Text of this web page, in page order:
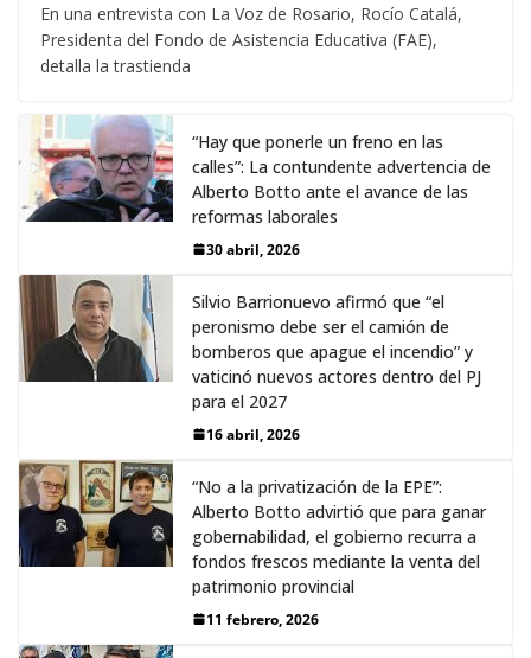
En una entrevista con La Voz de Rosario, Rocío Catalá,
Presidenta del Fondo de Asistencia Educativa (FAE),
detalla la trastienda
“Hay que ponerle un freno en las
calles”: La contundente advertencia de
Alberto Botto ante el avance de las
reformas laborales
30 abril, 2026
Silvio Barrionuevo afirmó que “el
peronismo debe ser el camión de
bomberos que apague el incendio” y
vaticinó nuevos actores dentro del PJ
para el 2027
16 abril, 2026
“No a la privatización de la EPE”:
Alberto Botto advirtió que para ganar
gobernabilidad, el gobierno recurra a
fondos frescos mediante la venta del
patrimonio provincial
11 febrero, 2026